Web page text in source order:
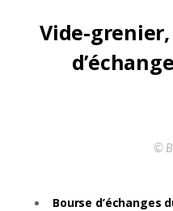
Vide-
©
Bourse d’échanges